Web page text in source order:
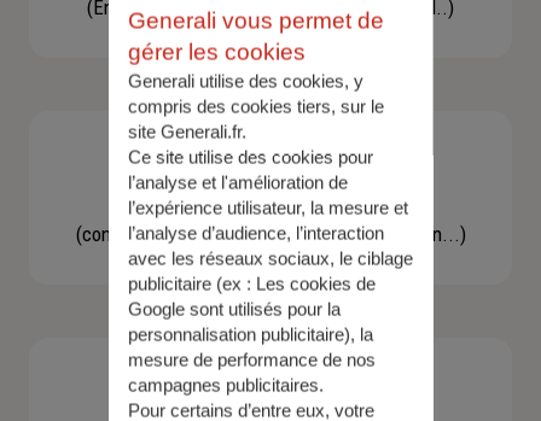
(En cas d'accident, bris de glace, un conseil..)
Demande d'information
(concernant une actualité, une réglementation...)
Generali vous permet de
gérer les cookies
Generali utilise des cookies, y
compris des cookies tiers, sur le
site Generali.fr.
Ce site utilise des cookies pour
l’analyse et l'amélioration de
l’expérience utilisateur, la mesure et
l’analyse d’audience, l’interaction
avec les réseaux sociaux, le ciblage
publicitaire (ex : Les cookies de
Google sont utilisés pour la
personnalisation publicitaire), la
mesure de performance de nos
campagnes publicitaires.
Pour certains d’entre eux, votre